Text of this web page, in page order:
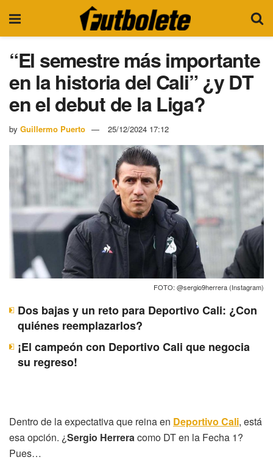
“El semestre más importante
en la historia del Cali” ¿y DT
en el debut de la Liga?
by Guillermo Puerto 25/12/2024 17:12
FOTO: @sergio9herrera (Instagram)
Dos bajas y un reto para Deportivo Cali: ¿Con
quiénes reemplazarlos?
¡El campeón con Deportivo Cali que negocia
su regreso!
Dentro de la expectativa que reina en Deportivo Cali, está
esa opción. ¿Sergio Herreracomo DT en la Fecha 1?
Pues…